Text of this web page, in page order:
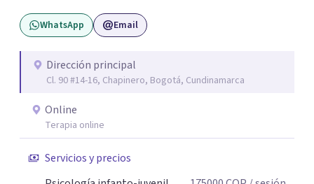
pueda pensarse y transformarse.
WhatsApp Email
Dirección principal
Cl. 90 #14-16, Chapinero, Bogotá, Cundinamarca
Online
Terapia online
Servicios y precios